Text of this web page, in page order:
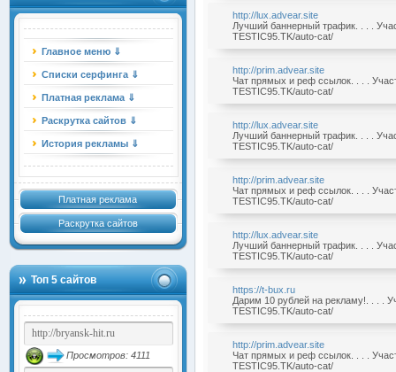
Главное меню ⇓
Списки серфинга ⇓
Платная реклама ⇓
Раскрутка сайтов ⇓
История рекламы ⇓
Платная реклама
Раскрутка сайтов
Топ 5 сайтов
Просмотров: 4111
http://lux.advear.site
Лучший баннерный трафик. . . .
TESTIC95.TK/auto-cat/
http://prim.advear.site
Чат прямых и реф ссылок. . . .
TESTIC95.TK/auto-cat/
http://lux.advear.site
Лучший баннерный трафик. . . .
TESTIC95.TK/auto-cat/
http://prim.advear.site
Чат прямых и реф ссылок. . . .
TESTIC95.TK/auto-cat/
http://lux.advear.site
Лучший баннерный трафик. . . .
TESTIC95.TK/auto-cat/
https://t-bux.ru
Дарим 10 рублей на рекламу!. . . .
TESTIC95.TK/auto-cat/
http://prim.advear.site
Чат прямых и реф ссылок. . . .
TESTIC95.TK/auto-cat/